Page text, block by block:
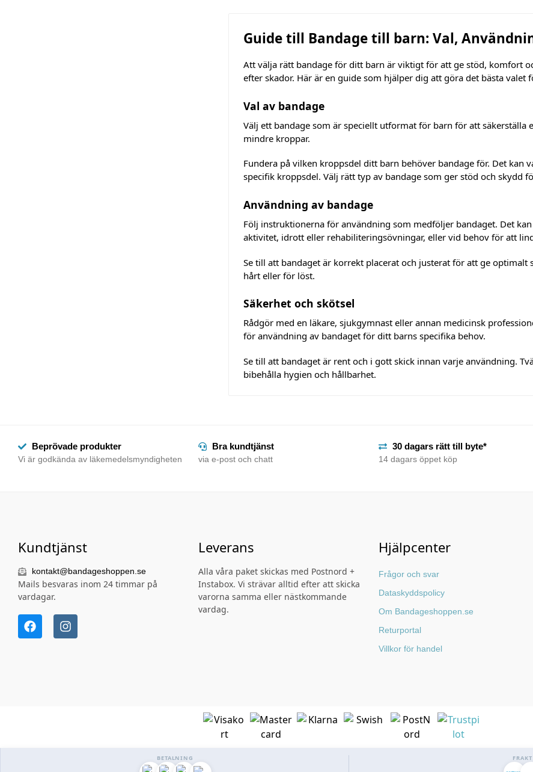
Guide till Bandage till barn: Val,
Att välja rätt bandage för ditt barn är viktigt för att ge stöd, komfort
efter skador. Här är en guide som hjälper dig att göra det bästa valet
Val av bandage
Välj ett bandage som är speciellt utformat för barn för att säkerställa
mindre kroppar.
Fundera på vilken kroppsdel ditt barn behöver bandage för. Det kan
specifik kroppsdel. Välj rätt typ av bandage som ger stöd och skydd
Användning av bandage
Följ instruktionerna för användning som medföljer bandaget. Det
aktivitet, idrott eller rehabiliteringsövningar, eller vid behov för att
Se till att bandaget är korrekt placerat och justerat för att ge
hårt eller för löst.
Säkerhet och skötsel
Rådgör med en läkare, sjukgymnast eller annan medicinsk
för användning av bandaget för ditt barns specifika behov.
Se till att bandaget är rent och i gott skick innan varje användning.
bibehålla hygien och hållbarhet.
Beprövade produkter
Vi är godkända av läkemedelsmyndigheten
Bra kundtjänst
via e-post och chatt
30 dagars rätt till byte*
14 dagars öppet köp
Kundtjänst
kontakt@bandageshoppen.se
Mails besvaras inom 24 timmar på
vardagar.
Leverans
Alla våra paket skickas med Postnord +
Instabox. Vi strävar alltid efter att skicka
varorna samma eller nästkommande
vardag.
Hjälpcenter
Frågor och svar
Dataskyddspolicy
Om Bandageshoppen.se
Returportal
Villkor för handel
BETALNING FRAKT